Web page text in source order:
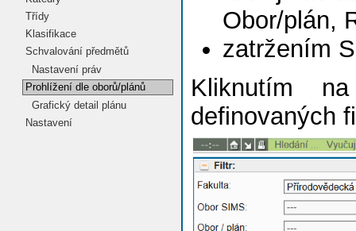
Třídy
Klasifikace
Schvalování předmětů
Nastavení práv
Prohlížení dle oborů/plánů
Grafický detail plánu
Nastavení
Obor/plán,
zatržením
Kliknutím
definovaných